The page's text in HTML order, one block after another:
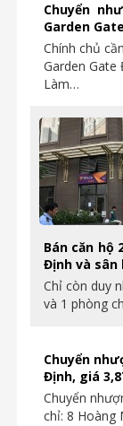
Chuyển
Garden
Chính chủ
Garden
Làm…
Bán căn hộ
Định và sân
Chỉ còn duy
và 1 phòng
Chuyển
Định, giá
Chuyển
chỉ: 8 Hoàng